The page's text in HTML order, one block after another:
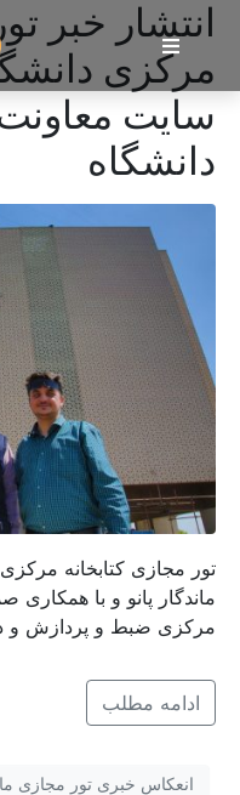
انتشار خبر
مرکزی
سایت
دانشگاه
تور مجازی کتابخانه
ماندگار پانو و با همکاری
مرکزی ضبط و پردازش و
ادامه مطلب
انعکاس خبری تور مجازی